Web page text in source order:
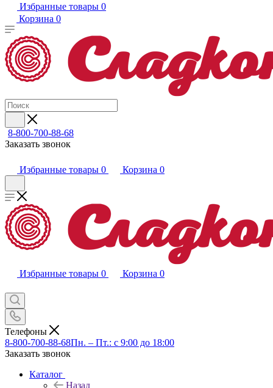
Избранные товары 0
Корзина 0
8-800-700-88-68
Заказать звонок
Избранные товары 0 Корзина 0
Избранные товары 0 Корзина 0
Телефоны
8-800-700-88-68Пн. – Пт.: с 9:00 до 18:00
Заказать звонок
Каталог
Назад